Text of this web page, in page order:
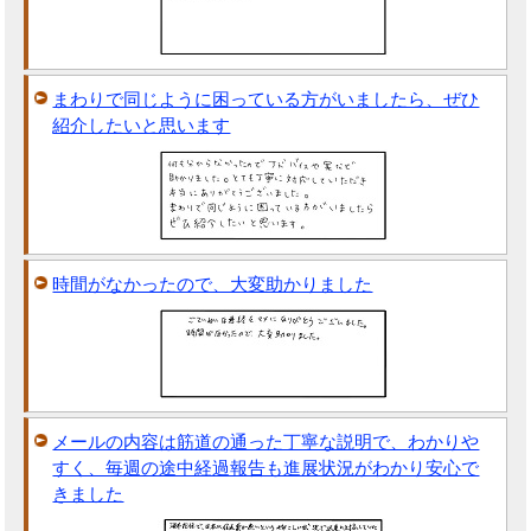
まわりで同じように困っている方がいましたら、ぜひ
紹介したいと思います
時間がなかったので、大変助かりました
メールの内容は筋道の通った丁寧な説明で、わかりや
すく、毎週の途中経過報告も進展状況がわかり安心で
きました